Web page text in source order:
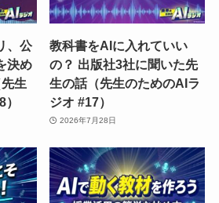
、公
決め
生
教科書をAIに入れていい
の？ 出版社3社に聞いた先
生の話（先生のためのAIラ
ジオ #17）
2026年7月28日